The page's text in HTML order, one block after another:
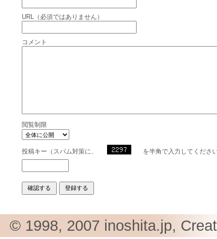
URL（必須ではありません）
コメント
閲覧制限
投稿キー（スパム対策に、 を半角で入力してくださ
© 1998, 2007 inoshita.jp,